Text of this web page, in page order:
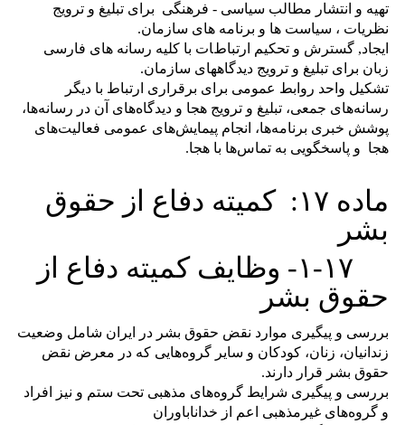
تهیه و انتشار ﻣﻄﺎﻟﺐ ﺳﻴﺎﺳﯽ - ﻓﺮﻫﻨﮕﯽ ﺑﺮﺍی ﺗﺒﻠﻴﻎ ﻭ ﺗﺮﻭﻳﺞ
ﻧﻈﺮﻳﺎﺕ ، ﺳﻴﺎﺳﺖ ﻫﺎ ﻭ ﺑﺮﻧﺎﻣﻪ ﻫﺎی ﺳﺎﺯﻣﺎﻥ.
ﺍﻳﺠﺎﺩ, ﮔﺴﺘﺮﺵ ﻭ ﺗﺤﮑﻴﻢ ﺍﺭﺗﺒﺎﻁﺎﺕ ﺑﺎ ﮐﻠﻴﻪ ﺭﺳﺎﻧﻪ ﻫﺎی ﻓﺎﺭﺳﯽ
ﺯﺑﺎﻥ ﺑﺮﺍی ﺗﺒﻠﻴﻎ ﻭ ﺗﺮﻭﻳﺞ ﺩﻳﺪﮔﺎﻫﻬﺎی ﺳﺎﺯﻣﺎﻥ.
تشکیل واحد روابط عمومی برای برقراری ارتباط با دیگر
رسانه‌های جمعی، تبلیغ و ترویج هجا و دیدگاه‌های آن در رسانه‌ها،
پوشش خبری برنامه‌ها، انجام پیمایش‌های عمومی فعالیت‌های
هجا و پاسخگویی به تماس‌ها با هجا.
ﻣﺎﺩﻩ ۱۷:
کمیته دفاع از حقوق
بشر
۱-۱۷-
وظایف کمیته دفاع از
حقوق بشر
بررسی و پیگیری موارد نقض حقوق بشر در ایران شامل وضعیت
زندانیان، زنان، کودکان و سایر گروه‌هایی که در معرض نقض
حقوق بشر قرار دارند.
بررسی و پیگیری شرایط گروه‌های مذهبی تحت ستم و نیز افراد
و گروه‌های غیرمذهبی اعم از خداناباوران